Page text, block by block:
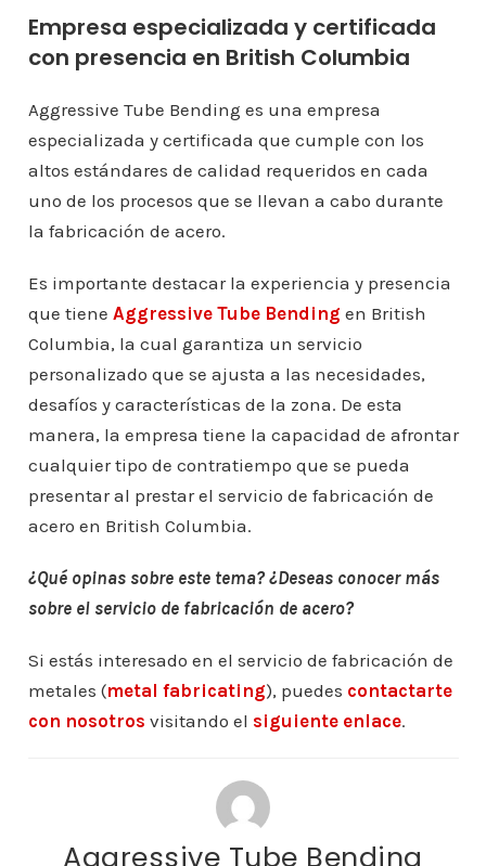
Empresa especializada y certificada
con presencia en British Columbia
Aggressive Tube Bending es una empresa
especializada y certificada que cumple con los
altos estándares de calidad requeridos en cada
uno de los procesos que se llevan a cabo durante
la fabricación de acero.
Es importante destacar la experiencia y presencia
que tiene Aggressive Tube Bending en British
Columbia, la cual garantiza un servicio
personalizado que se ajusta a las necesidades,
desafíos y características de la zona. De esta
manera, la empresa tiene la capacidad de afrontar
cualquier tipo de contratiempo que se pueda
presentar al prestar el servicio de fabricación de
acero en British Columbia.
¿Qué opinas sobre este tema? ¿Deseas conocer más
sobre el servicio de fabricación de acero?
Si estás interesado en el servicio de fabricación de
metales (metal fabricating), puedes contactarte
con nosotros visitando el siguiente enlace.
Aggressive Tube Bending